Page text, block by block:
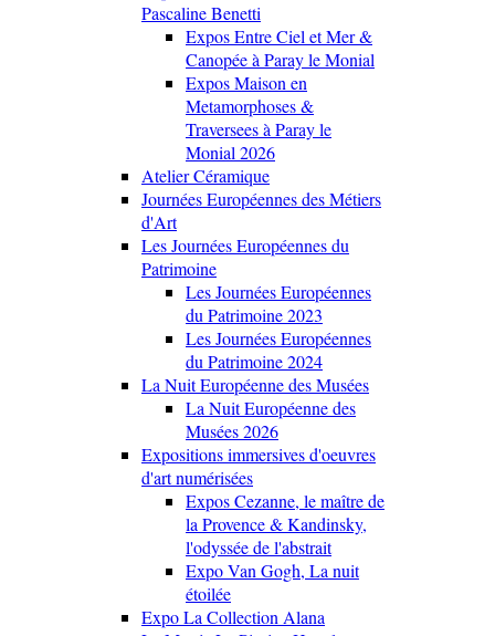
Pascaline Benetti
Expos Entre Ciel et Mer &
Canopée à Paray le Monial
Expos Maison en
Metamorphoses &
Traversees à Paray le
Monial 2026
Atelier Céramique
Journées Européennes des Métiers
d'Art
Les Journées Européennes du
Patrimoine
Les Journées Européennes
du Patrimoine 2023
Les Journées Européennes
du Patrimoine 2024
La Nuit Européenne des Musées
La Nuit Européenne des
Musées 2026
Expositions immersives d'oeuvres
d'art numérisées
Expos Cezanne, le maître de
la Provence & Kandinsky,
l'odyssée de l'abstrait
Expo Van Gogh, La nuit
étoilée
Expo La Collection Alana